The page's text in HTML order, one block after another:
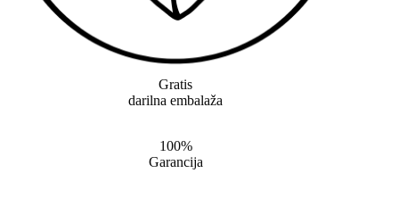
Gratis
darilna embalaža
100%
Garancija